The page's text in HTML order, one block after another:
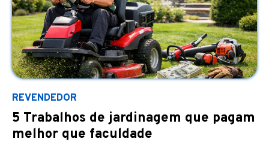
REVENDEDOR
5 Trabalhos de jardinagem que pagam
melhor que faculdade